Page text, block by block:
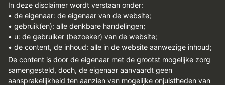
PERS/PUBLICATIES
FACEBOOK
LINKS
In deze disclaimer wordt verstaan onder:
• de eigenaar: de eigenaar van de website;
• gebruik(en): alle denkbare handelingen;
• u: de gebruiker (bezoeker) van de website;
• de content, de inhoud: alle in de website aanwezige inhoud;
De content is door de eigenaar met de grootst mogelijke zorg
samengesteld, doch, de eigenaar aanvaardt geen
aansprakelijkheid ten aanzien van mogelijke onjuistheden van